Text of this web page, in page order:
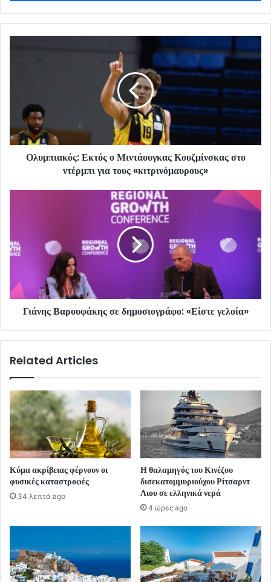
Ολυμπιακός: Εκτός ο Μιντάουγκας Κουζμίνσκας στο
ντέρμπι για τους «κιτρινόμαυρους»
Γιάνης Βαρουφάκης σε δημοσιογράφο: «Είστε γελοία»
Related Articles
Κύμα ακρίβειας φέρνουν οι
φυσικές καταστροφές
34 λεπτά ago
Η θαλαμηγός του Κινέζου
δισεκατομμυριούχου Ρίτσαρντ
Λιου σε ελληνικά νερά
4 ώρες ago